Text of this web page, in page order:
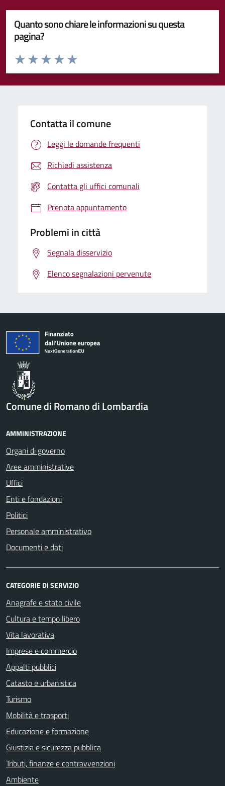
Quanto sono chiare le informazioni su questa
pagina?
Valuta da 1 a 5 stelle la pagina
Valuta 5 stelle su 5
Valuta 4 stelle su 5
Valuta 3 stelle su 5
Valuta 2 stelle su 5
Valuta 1 stelle su 5
Contatta il comune
Leggi le domande frequenti
Richiedi assistenza
Contatta gli uffici comunali
Prenota appuntamento
Problemi in città
Segnala disservizio
Elenco segnalazioni pervenute
Comune di Romano di Lombardia
AMMINISTRAZIONE
Organi di governo
Aree amministrative
Uffici
Enti e fondazioni
Politici
Personale amministrativo
Documenti e dati
CATEGORIE DI SERVIZIO
Anagrafe e stato civile
Cultura e tempo libero
Vita lavorativa
Imprese e commercio
Appalti pubblici
Catasto e urbanistica
Turismo
Mobilità e trasporti
Educazione e formazione
Giustizia e sicurezza pubblica
Tributi, finanze e contravvenzioni
Ambiente